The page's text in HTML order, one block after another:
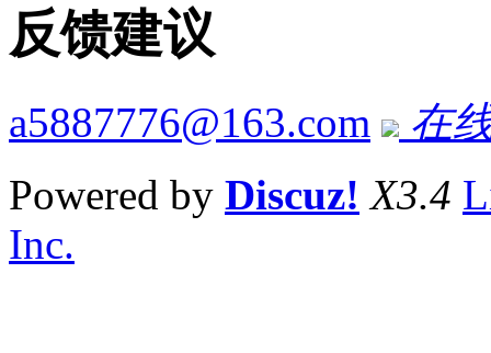
反馈建议
a5887776@163.com
在
Powered by Discuz! X3.4
Inc.